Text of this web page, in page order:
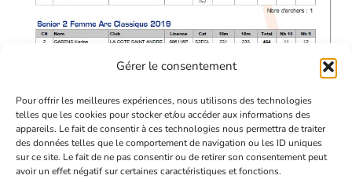
Gérer le consentement
Pour offrir les meilleures expériences, nous utilisons des technologies
telles que les cookies pour stocker et/ou accéder aux informations des
appareils. Le fait de consentir à ces technologies nous permettra de traiter
des données telles que le comportement de navigation ou les ID uniques
sur ce site. Le fait de ne pas consentir ou de retirer son consentement peut
avoir un effet négatif sur certaines caractéristiques et fonctions.